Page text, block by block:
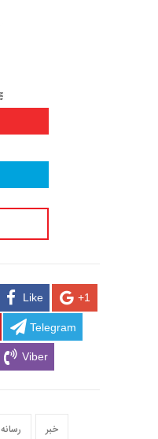
Like +1
Telegram
Viber
رسانه خبر